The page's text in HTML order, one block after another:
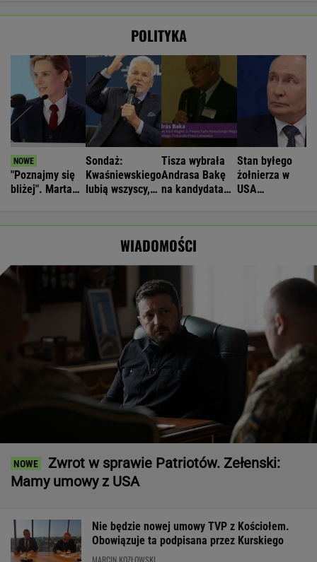
POLITYKA
"Poznajmy się
bliżej". Marta
Sondaż:
Kwaśniewskiego
lubią wszyscy,
Tisza wybrała
Andrasa Bakę
na kandydata
Stan byłego
żołnierza w
USA
WIADOMOŚCI
Zwrot w sprawie Patriotów. Zełenski:
Mamy umowy z USA
Nie będzie nowej umowy TVP z Kościołem.
Obowiązuje ta podpisana przez Kurskiego
MARCIN KOZŁOWSKI